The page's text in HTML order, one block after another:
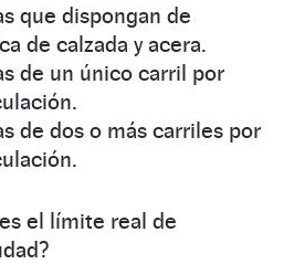
que dispongan de
de calzada y acera.
de un único carril por
de dos o más carriles por
el límite real de